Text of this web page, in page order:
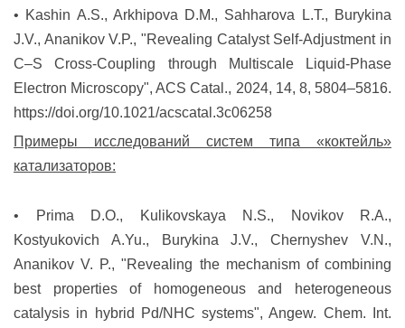
• Kashin A.S., Arkhipova D.M., Sahharova L.T., Burykina
J.V., Ananikov V.P., "Revealing Catalyst Self-Adjustment in
C–S Cross-Coupling through Multiscale Liquid-Phase
Electron Microscopy", ACS Catal., 2024, 14, 8, 5804–5816.
https://doi.org/10.1021/acscatal.3c06258
Примеры исследований систем типа «коктейль»
катализаторов:
• Prima D.O., Kulikovskaya N.S., Novikov R.A.,
Kostyukovich A.Yu., Burykina J.V., Chernyshev V.N.,
Ananikov V. P., "Revealing the mechanism of combining
best properties of homogeneous and heterogeneous
catalysis in hybrid Pd/NHC systems", Angew. Chem. Int.